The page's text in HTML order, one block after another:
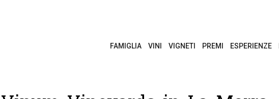
FAMIGLIA VINI VIGNETI PREMI ESPERIENZE